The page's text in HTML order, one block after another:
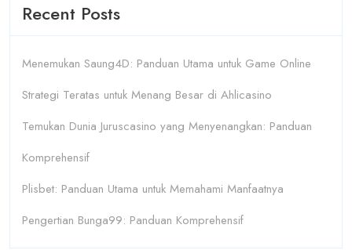
Recent Posts
Menemukan Saung4D: Panduan Utama untuk Game Online
Strategi Teratas untuk Menang Besar di Ahlicasino
Temukan Dunia Juruscasino yang Menyenangkan: Panduan
Komprehensif
Plisbet: Panduan Utama untuk Memahami Manfaatnya
Pengertian Bunga99: Panduan Komprehensif